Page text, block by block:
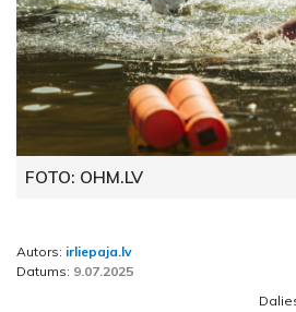
FOTO: OHM.LV
Autors: irliepaja.lv
Datums: 9.07.2025